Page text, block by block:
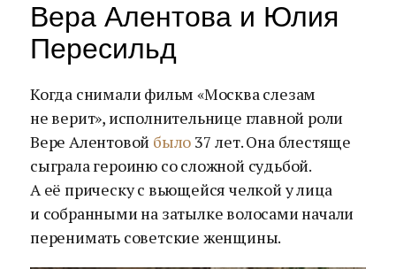
Вера Алентова и Юлия
Пересильд
Когда снимали фильм «Москва слезам
не верит», исполнительнице главной роли
Вере Алентовой было 37 лет. Она блестяще
сыграла героиню со сложной судьбой.
А её прическу с вьющейся челкой у лица
и собранными на затылке волосами начали
перенимать советские женщины.